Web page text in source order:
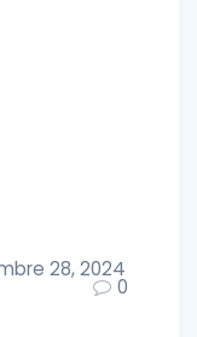
28, 2024
0